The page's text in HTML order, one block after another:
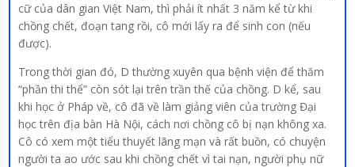
cữ của dân gian Việt Nam, thì phải ít nhất 3 năm kể từ khi
chồng chết, đoạn tang rồi, cô mới lấy ra để sinh con (nếu
được).
Trong thời gian đó, D thường xuyên qua bệnh viện để thăm
“phần thi thể” còn sót lại trên trần thế của chồng. D kể, sau
khi học ở Pháp về, cô đã về làm giảng viên của trường Đại
học trên địa bàn Hà Nội, cách nơi chồng cô bị nạn không xa.
Cô có xem một tiểu thuyết lãng mạn và rất buồn, có chuyện
người ta ao ước sau khi chồng chết vì tai nạn, người phụ nữ